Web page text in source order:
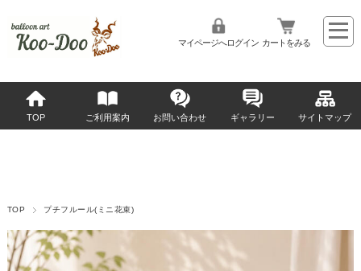
マイページへログイン カートをみる
TOP ご利用案内 お問い合わせ ギャラリー サイトマップ
TOP プチフルール(ミニ花束)